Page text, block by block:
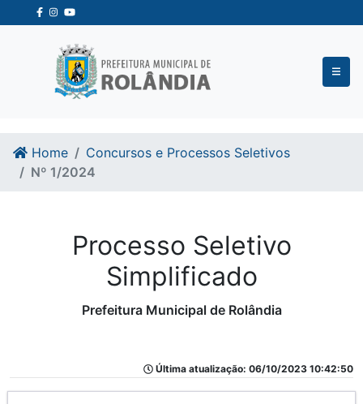
Ir para o conteudo
Ir para o fim do conteudo
Home
Concursos e Processos Seletivos
Nº 1/2024
Processo Seletivo
Simplificado
Prefeitura Municipal de Rolândia
Última atualização: 06/10/2023 10:42:50